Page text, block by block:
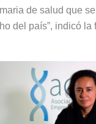
de salud que
del país”, indicó la